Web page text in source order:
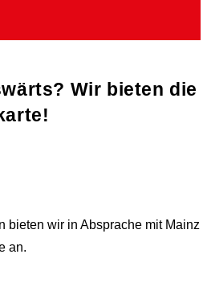
Wir bieten die
bieten wir in Absprache mit Mainz
an.